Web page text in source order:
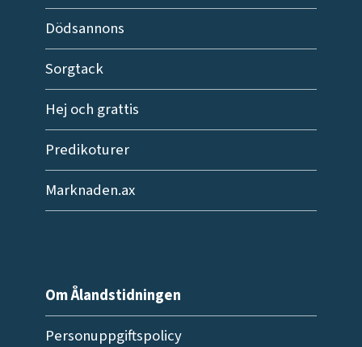
Dödsannons
Sorgtack
Hej och grattis
Predikoturer
Marknaden.ax
Om Ålandstidningen
Personuppgiftspolicy